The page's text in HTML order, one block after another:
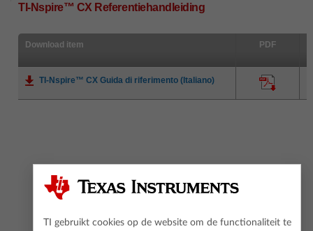
TI-Nspire™ CX Referentiehandleiding
Download item PDF
TI-Nspire™ CX Guida di riferimento (Italiano)
TI gebruikt cookies op de website om de functionaliteit te